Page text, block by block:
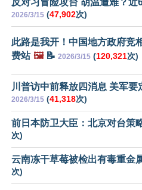
反对习冒险攻台 胡温遭难？近
2026/3/15 (47,902次)
此路是我开！中国地方政府竞
费站 🖼️📝 2026/3/15 (120,321次)
川普访中前释放四消息 美军
2026/3/15 (41,318次)
前日本防卫大臣：北京对台策
次)
云南冻干草莓被检出有毒重金
次)